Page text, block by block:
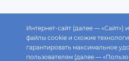
Интернет-сайт (далее — «Сайт»)
файлы cookie и схожие
гарантировать максимальное
пользователям (далее —